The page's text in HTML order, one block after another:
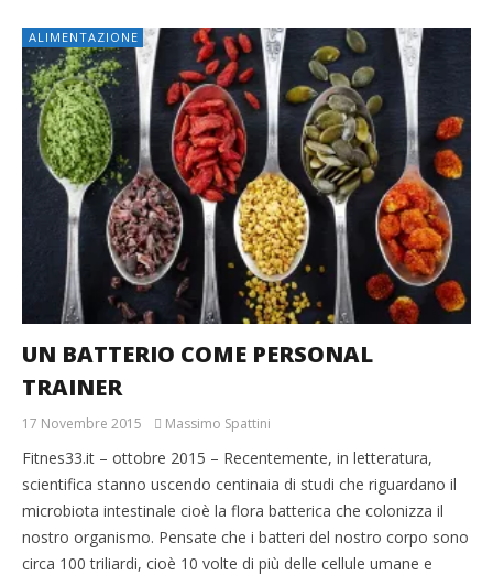
ALIMENTAZIONE
UN BATTERIO COME PERSONAL
TRAINER
17 Novembre 2015 Massimo Spattini
Fitnes33.it – ottobre 2015 – Recentemente, in letteratura,
scientifica stanno uscendo centinaia di studi che riguardano il
microbiota intestinale cioè la flora batterica che colonizza il
nostro organismo. Pensate che i batteri del nostro corpo sono
circa 100 triliardi, cioè 10 volte di più delle cellule umane e